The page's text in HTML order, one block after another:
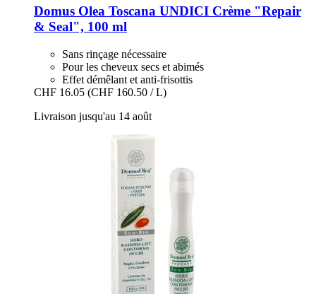
Domus Olea Toscana UNDICI Crème "Repair
& Seal", 100 ml
Sans rinçage nécessaire
Pour les cheveux secs et abimés
Effet démêlant et anti-frisottis
CHF 16.05 (CHF 160.50 / L)
Livraison jusqu'au 14 août